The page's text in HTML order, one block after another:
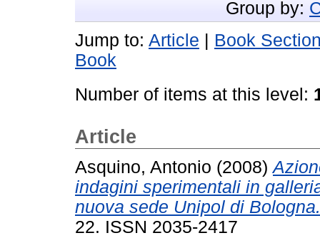
Group by:
Jump to: Article | Book
Book
Number of items at this level:
Article
Asquino, Antonio (2008)
indagini sperimentali in
nuova sede Unipol di Bologna.
22. ISSN 2035-2417